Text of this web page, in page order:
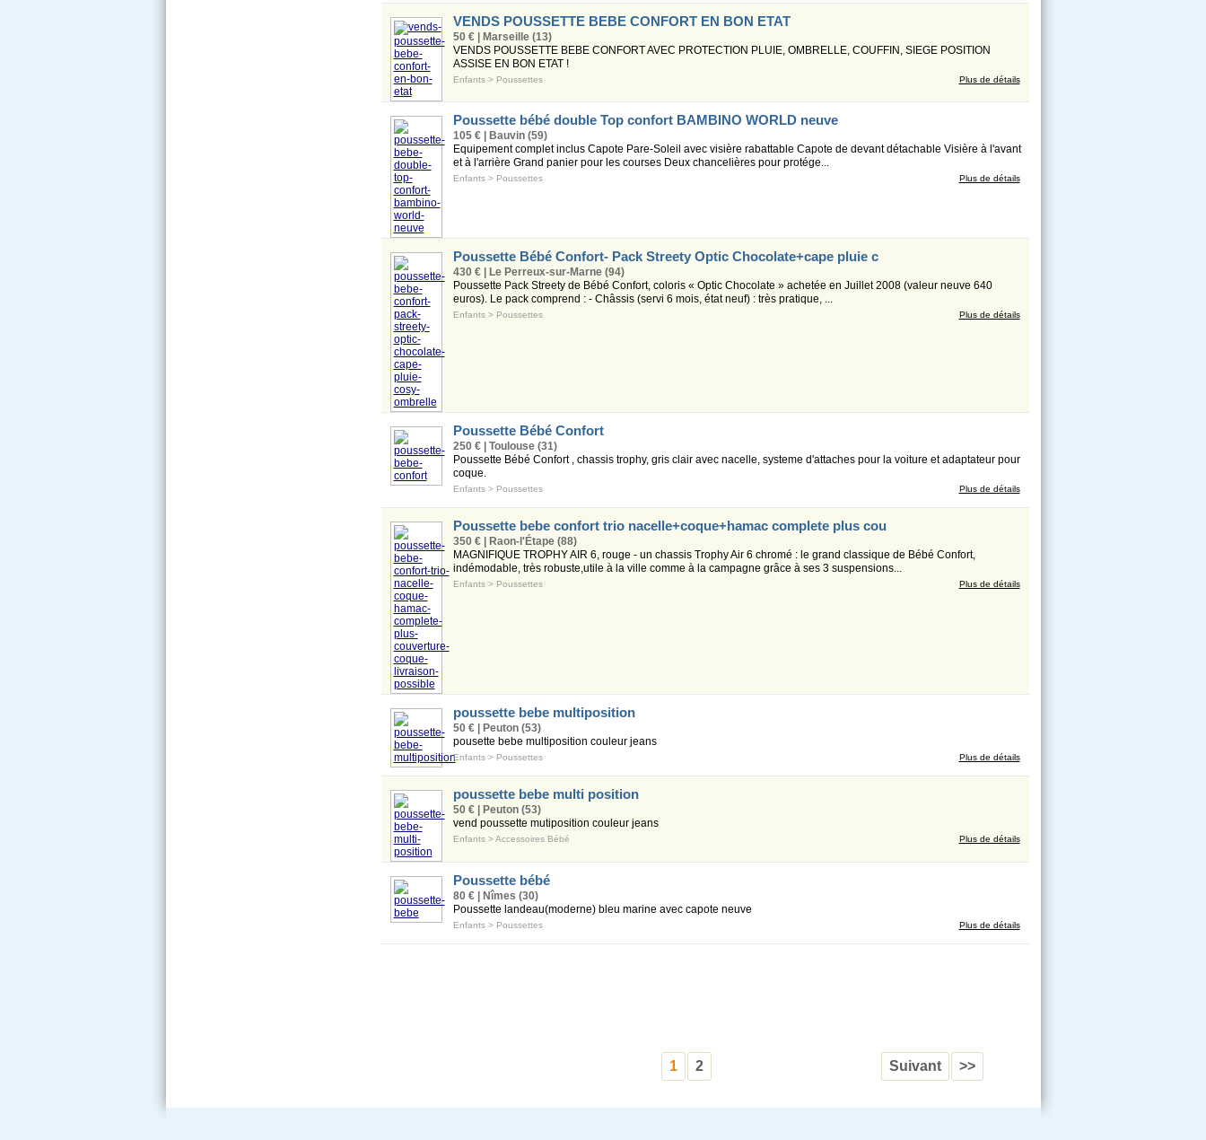
VENDS POUSSETTE BEBE CONFORT EN BON ETAT
50 € | Marseille (13)
VENDS POUSSETTE BEBE CONFORT AVEC PROTECTION PLUIE, OMBRELLE, COUFFIN, SIEGE POSITION
ASSISE EN BON ETAT !
Enfants> Poussettes Plus de détails
Poussette bébé double Top confort BAMBINO WORLD neuve
105 € | Bauvin (59)
Equipement complet inclus Capote Pare-Soleil avec visière rabattable Capote de devant détachable Visière à l'avant
et à l'arrière Grand panier pour les courses Deux chancelières pour protége...
Enfants> Poussettes Plus de détails
Poussette Bébé Confort- Pack Streety Optic Chocolate+cape pluie c
430 € | Le Perreux-sur-Marne (94)
Poussette Pack Streety de Bébé Confort, coloris « Optic Chocolate » achetée en Juillet 2008 (valeur neuve 640
euros). Le pack comprend : - Châssis (servi 6 mois, état neuf) : très pratique, ...
Enfants> Poussettes Plus de détails
Poussette Bébé Confort
250 € | Toulouse (31)
Poussette Bébé Confort , chassis trophy, gris clair avec nacelle, systeme d'attaches pour la voiture et adaptateur pour
coque.
Enfants> Poussettes Plus de détails
Poussette bebe confort trio nacelle+coque+hamac complete plus cou
350 € | Raon-l'Étape (88)
MAGNIFIQUE TROPHY AIR 6, rouge - un chassis Trophy Air 6 chromé : le grand classique de Bébé Confort,
indémodable, très robuste,utile à la ville comme à la campagne grâce à ses 3 suspensions...
Enfants> Poussettes Plus de détails
poussette bebe multiposition
50 € | Peuton (53)
pousette bebe multiposition couleur jeans
Enfants> Poussettes Plus de détails
poussette bebe multi position
50 € | Peuton (53)
vend poussette mutiposition couleur jeans
Enfants>Accessoires Bébé Plus de détails
Poussette bébé
80 € | Nîmes (30)
Poussette landeau(moderne) bleu marine avec capote neuve
Enfants> Poussettes Plus de détails
1 2 Suivant >>